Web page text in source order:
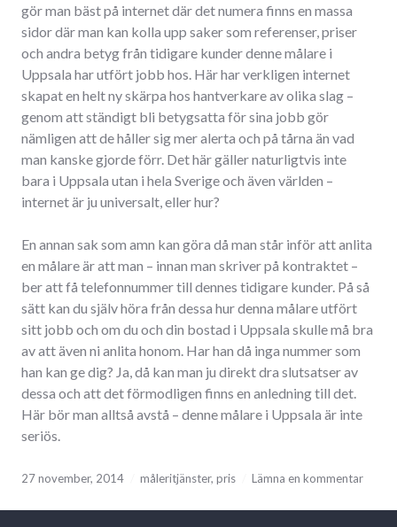
gör man bäst på internet där det numera finns en massa
sidor där man kan kolla upp saker som referenser, priser
och andra betyg från tidigare kunder denne målare i
Uppsala har utfört jobb hos. Här har verkligen internet
skapat en helt ny skärpa hos hantverkare av olika slag –
genom att ständigt bli betygsatta för sina jobb gör
nämligen att de håller sig mer alerta och på tårna än vad
man kanske gjorde förr. Det här gäller naturligtvis inte
bara i Uppsala utan i hela Sverige och även världen –
internet är ju universalt, eller hur?
En annan sak som amn kan göra då man står inför att anlita
en målare är att man – innan man skriver på kontraktet –
ber att få telefonnummer till dennes tidigare kunder. På så
sätt kan du själv höra från dessa hur denna målare utfört
sitt jobb och om du och din bostad i Uppsala skulle må bra
av att även ni anlita honom. Har han då inga nummer som
han kan ge dig? Ja, då kan man ju direkt dra slutsatser av
dessa och att det förmodligen finns en anledning till det.
Här bör man alltså avstå – denne målare i Uppsala är inte
seriös.
27 november, 2014 måleritjänster, pris Lämna en kommentar